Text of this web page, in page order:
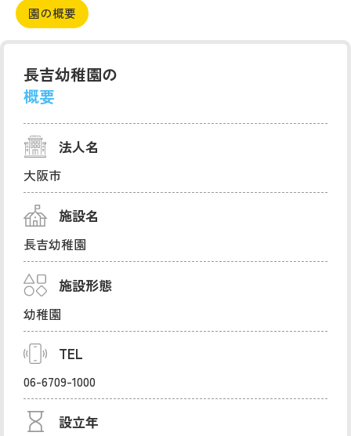
園の概要
長吉幼稚園の
概要
法人名
大阪市
施設名
長吉幼稚園
施設形態
幼稚園
TEL
06-6709-1000
設立年